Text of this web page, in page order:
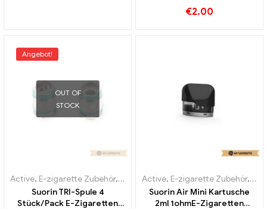
€2.00
Angebot!
OUT OF
STOCK
Active, E-zigarette Zubehör, Verdampfer
Suorin TRI-Spule 4
Stück/Pack E-Zigaretten
Active, E-zigarette Zubehör,
Suorin Air Mini Kartusche
2ml 1ohmE-Zigaretten